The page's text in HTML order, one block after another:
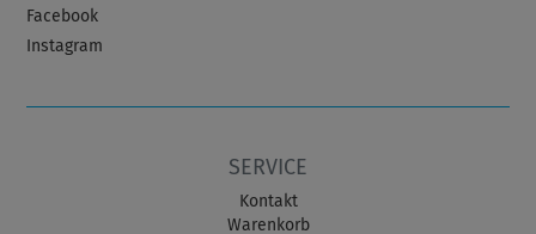
Facebook
Instagram
SERVICE
Kontakt
Warenkorb